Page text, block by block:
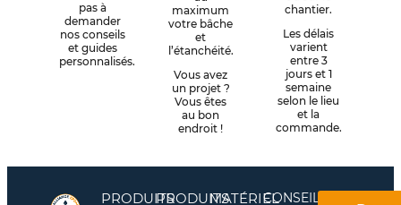
pas à
demander
nos conseils
et guides
personnalisés.
maximum
votre bâche
et
l’étanchéité.
Vous avez
un projet ?
Vous êtes
au bon
endroit !
chantier.
Les délais
varient
entre 3
jours et 1
semaine
selon le lieu
et la
commande.
PRODUITSPRODUITSMATÉRIELCONSEILS